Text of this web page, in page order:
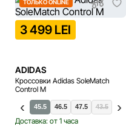
ТОЛЬКО ONLINE
3 499 LEI
ADIDAS
Кроссовки Adidas SoleMatch
Control M
44 45.5 46.5 47.5 43.5 44.5
Доставка: от 1 часа